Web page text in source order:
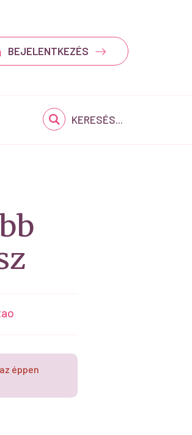
BEJELENTKEZÉS
KERESÉS...
éppen